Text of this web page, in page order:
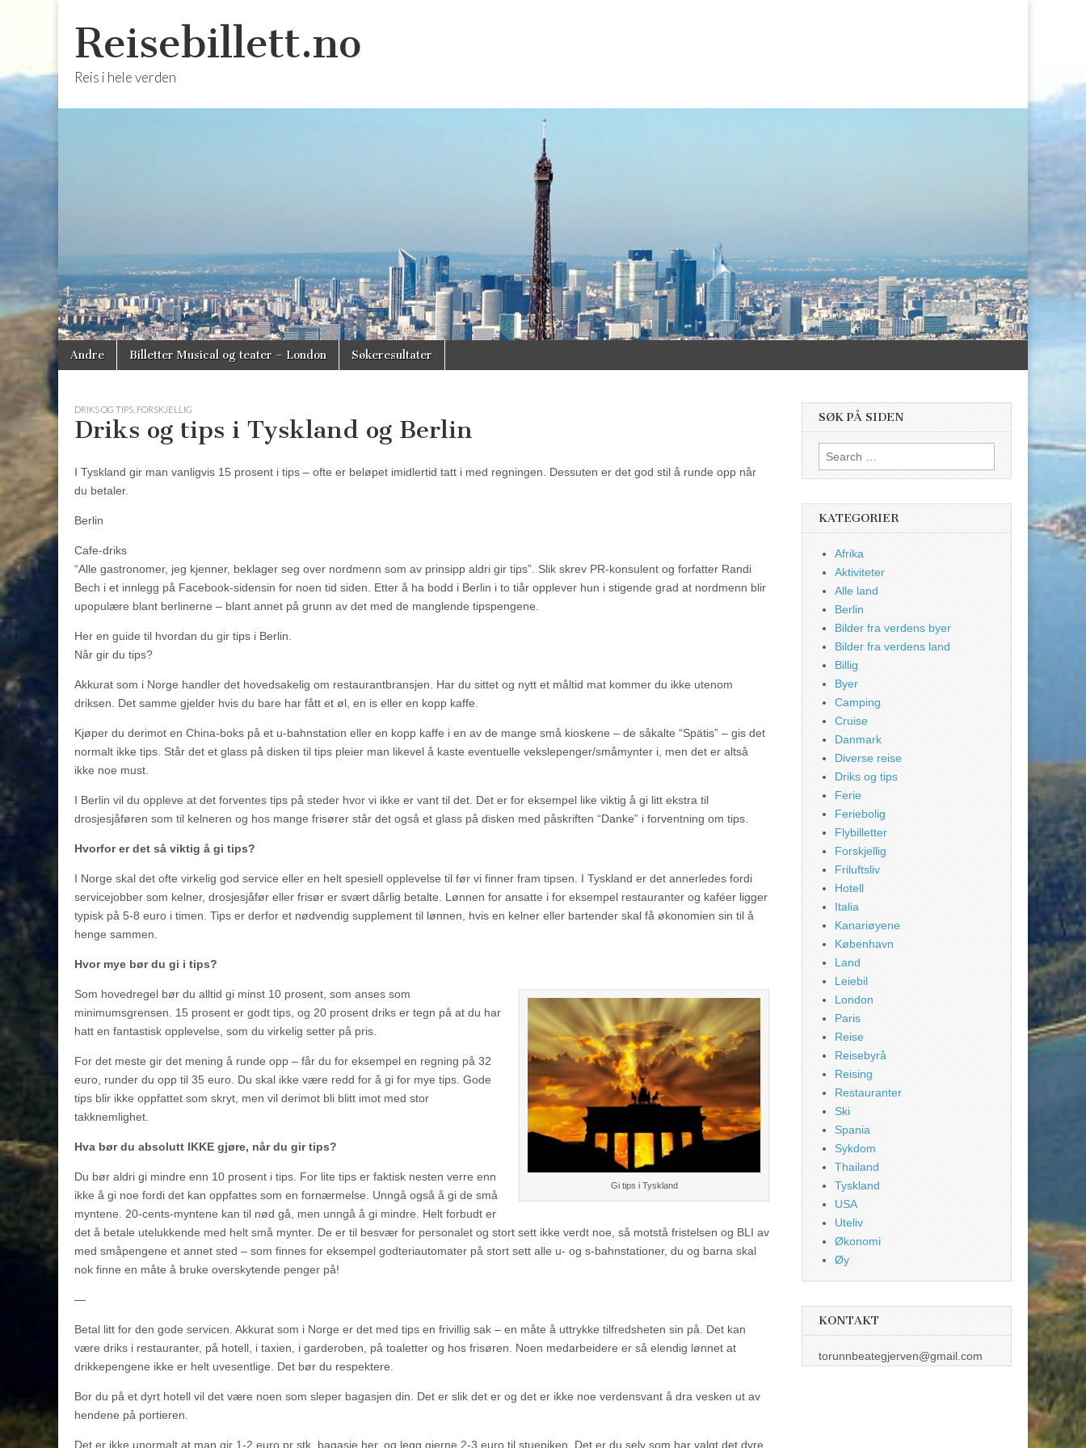
Reisebillett.no
Reis i hele verden
Main
menu
Skip
Andre Billetter Musical og teater – London Søkeresultater
DRIKS OG TIPS FORSKJELLIG
Driks og tips i Tyskland og Berlin
I Tyskland gir man vanligvis 15 prosent i tips – ofte er beløpet imidlertid tatt i med regningen. Dessuten er det god stil å runde opp når
du betaler.
Berlin
Cafe-driks
“Alle gastronomer, jeg kjenner, beklager seg over nordmenn som av prinsipp aldri gir tips”. Slik skrev PR-konsulent og forfatter Randi
Bech i et innlegg på Facebook-sidensin for noen tid siden. Etter å ha bodd i Berlin i to tiår opplever hun i stigende grad at nordmenn blir
upopulære blant berlinerne – blant annet på grunn av det med de manglende tipspengene.
Her en guide til hvordan du gir tips i Berlin.
Når gir du tips?
Akkurat som i Norge handler det hovedsakelig om restaurantbransjen. Har du sittet og nytt et måltid mat kommer du ikke utenom
driksen. Det samme gjelder hvis du bare har fått et øl, en is eller en kopp kaffe.
Kjøper du derimot en China-boks på et u-bahnstation eller en kopp kaffe i en av de mange små kioskene – de såkalte “Spätis” – gis det
normalt ikke tips. Står det et glass på disken til tips pleier man likevel å kaste eventuelle vekslepenger/småmynter i, men det er altså
ikke noe must.
I Berlin vil du oppleve at det forventes tips på steder hvor vi ikke er vant til det. Det er for eksempel like viktig å gi litt ekstra til
drosjesjåføren som til kelneren og hos mange frisører står det også et glass på disken med påskriften “Danke” i forventning om tips.
Hvorfor er det så viktig å gi tips?
I Norge skal det ofte virkelig god service eller en helt spesiell opplevelse til før vi finner fram tipsen. I Tyskland er det annerledes fordi
servicejobber som kelner, drosjesjåfør eller frisør er svært dårlig betalte. Lønnen for ansatte i for eksempel restauranter og kaféer ligger
typisk på 5-8 euro i timen. Tips er derfor et nødvendig supplement til lønnen, hvis en kelner eller bartender skal få økonomien sin til å
henge sammen.
Hvor mye bør du gi i tips?
Gi tips i Tyskland
Som hovedregel bør du alltid gi minst 10 prosent, som anses som
minimumsgrensen. 15 prosent er godt tips, og 20 prosent driks er tegn på at du har
hatt en fantastisk opplevelse, som du virkelig setter på pris.
For det meste gir det mening å runde opp – får du for eksempel en regning på 32
euro, runder du opp til 35 euro. Du skal ikke være redd for å gi for mye tips. Gode
tips blir ikke oppfattet som skryt, men vil derimot bli blitt imot med stor
takknemlighet.
Hva bør du absolutt IKKE gjøre, når du gir tips?
Du bør aldri gi mindre enn 10 prosent i tips. For lite tips er faktisk nesten verre enn
ikke å gi noe fordi det kan oppfattes som en fornærmelse. Unngå også å gi de små
myntene. 20-cents-myntene kan til nød gå, men unngå å gi mindre. Helt forbudt er
det å betale utelukkende med helt små mynter. De er til besvær for personalet og stort sett ikke verdt noe, så motstå fristelsen og BLI av
med småpengene et annet sted – som finnes for eksempel godteriautomater på stort sett alle u- og s-bahnstationer, du og barna skal
nok finne en måte å bruke overskytende penger på!
—
Betal litt for den gode servicen. Akkurat som i Norge er det med tips en frivillig sak – en måte å uttrykke tilfredsheten sin på. Det kan
være driks i restauranter, på hotell, i taxien, i garderoben, på toaletter og hos frisøren. Noen medarbeidere er så elendig lønnet at
drikkepengene ikke er helt uvesentlige. Det bør du respektere.
Bor du på et dyrt hotell vil det være noen som sleper bagasjen din. Det er slik det er og det er ikke noe verdensvant å dra vesken ut av
hendene på portieren.
Det er ikke unormalt at man gir 1-2 euro pr stk. bagasje her, og legg gjerne 2-3 euro til stuepiken. Det er du selv som har valgt det dyre
SØK PÅ SIDEN
Search
for:
KATEGORIER
Afrika
Aktiviteter
Alle land
Berlin
Bilder fra verdens byer
Bilder fra verdens land
Billig
Byer
Camping
Cruise
Danmark
Diverse reise
Driks og tips
Ferie
Feriebolig
Flybilletter
Forskjellig
Friluftsliv
Hotell
Italia
Kanariøyene
København
Land
Leiebil
London
Paris
Reise
Reisebyrå
Reising
Restauranter
Ski
Spania
Sykdom
Thailand
Tyskland
USA
Uteliv
Økonomi
Øy
KONTAKT
torunnbeategjerven@gmail.com